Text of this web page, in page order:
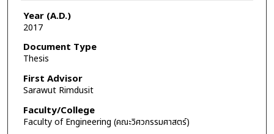
Year (A.D.)
2017
Document Type
Thesis
First Advisor
Sarawut Rimdusit
Faculty/College
Faculty of Engineering (คณะวิศวกรรมศาสตร์)